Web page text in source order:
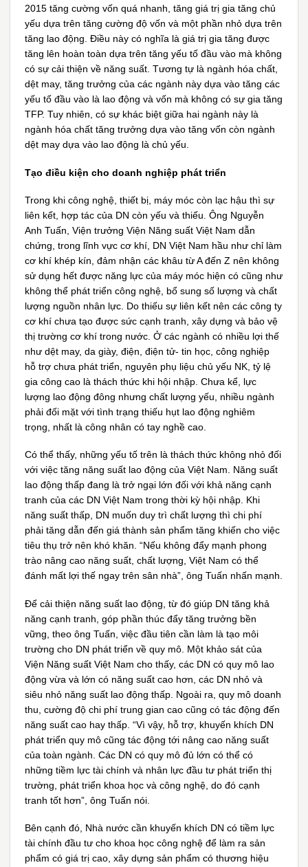
2015 tăng cường vốn quá nhanh, tăng giá trị gia tăng chủ
yếu dựa trên tăng cường độ vốn và một phần nhỏ dựa trên
tăng lao động. Điều này có nghĩa là giá trị gia tăng được
tăng lên hoàn toàn dựa trên tăng yếu tố đầu vào mà không
có sự cải thiện về năng suất. Tương tự là ngành hóa chất,
dệt may, tăng trưởng của các ngành này dựa vào tăng các
yếu tố đầu vào là lao động và vốn mà không có sự gia tăng
TFP. Tuy nhiên, có sự khác biệt giữa hai ngành này là
ngành hóa chất tăng trưởng dựa vào tăng vốn còn ngành
dệt may dựa vào lao động là chủ yếu.
Tạo điều kiện cho doanh nghiệp phát triển
Trong khi công nghệ, thiết bị, máy móc còn lạc hậu thì sự
liên kết, hợp tác của DN còn yếu và thiếu. Ông Nguyễn
Anh Tuấn, Viện trưởng Viện Năng suất Việt Nam dẫn
chứng, trong lĩnh vực cơ khí, DN Việt Nam hầu như chỉ làm
cơ khí khép kín, đảm nhận các khâu từ A đến Z nên không
sử dụng hết được năng lực của máy móc hiện có cũng như
không thể phát triển công nghệ, bổ sung số lượng và chất
lượng nguồn nhân lực. Do thiếu sự liên kết nên các công ty
cơ khí chưa tạo được sức cạnh tranh, xây dựng và bảo vệ
thị trường cơ khí trong nước. Ở các ngành có nhiều lợi thế
như dệt may, da giày, điện, điện tử- tin học, công nghiệp
hỗ trợ chưa phát triển, nguyên phụ liệu chủ yếu NK, tỷ lệ
gia công cao là thách thức khi hội nhập. Chưa kể, lực
lượng lao động đông nhưng chất lượng yếu, nhiều ngành
phải đối mặt với tình trạng thiếu hụt lao động nghiêm
trọng, nhất là công nhân có tay nghề cao.
Có thể thấy, những yếu tố trên là thách thức không nhỏ đối
với việc tăng năng suất lao động của Việt Nam. Năng suất
lao động thấp đang là trở ngại lớn đối với khả năng cạnh
tranh của các DN Việt Nam trong thời kỳ hội nhập. Khi
năng suất thấp, DN muốn duy trì chất lượng thì chi phí
phải tăng dẫn đến giá thành sản phẩm tăng khiến cho việc
tiêu thụ trở nên khó khăn. “Nếu không đẩy mạnh phong
trào nâng cao năng suất, chất lượng, Việt Nam có thể
đánh mất lợi thế ngay trên sân nhà”, ông Tuấn nhấn mạnh.
Để cải thiện năng suất lao động, từ đó giúp DN tăng khả
năng cạnh tranh, góp phần thúc đẩy tăng trưởng bền
vững, theo ông Tuấn, việc đầu tiên cần làm là tạo môi
trường cho DN phát triển về quy mô. Một khảo sát của
Viện Năng suất Việt Nam cho thấy, các DN có quy mô lao
động vừa và lớn có năng suất cao hơn, các DN nhỏ và
siêu nhỏ năng suất lao động thấp. Ngoài ra, quy mô doanh
thu, cường độ chi phí trung gian cao cũng có tác động đến
năng suất cao hay thấp. “Vì vậy, hỗ trợ, khuyến khích DN
phát triển quy mô cũng tác động tới nâng cao năng suất
của toàn ngành. Các DN có quy mô đủ lớn có thể có
những tiềm lực tài chính và nhân lực đầu tư phát triển thị
trường, phát triển khoa học và công nghệ, do đó cạnh
tranh tốt hơn”, ông Tuấn nói.
Bên cạnh đó, Nhà nước cần khuyến khích DN có tiềm lực
tài chính đầu tư cho khoa học công nghệ để làm ra sản
phẩm có giá trị cao, xây dựng sản phẩm có thương hiệu